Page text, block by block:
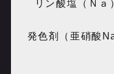
リン酸塩（Ｎａ
発色剤（亜硝酸